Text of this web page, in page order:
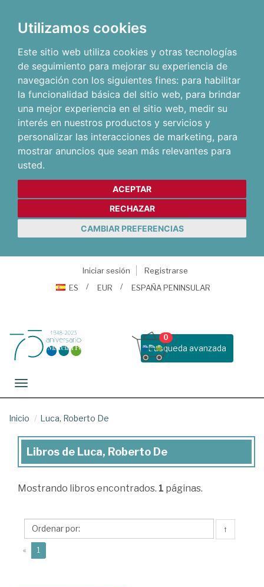
Utilizamos cookies
Este sitio web utiliza cookies y otras tecnologías
de seguimiento para mejorar su experiencia de
navegación con los siguientes fines: para habilitar
la funcionalidad básica del sitio web, para brindar
una mejor experiencia en el sitio web, medir su
interés en nuestros productos y servicios y
personalizar las interacciones de marketing, para
mostrar anuncios que sean más relevantes para
usted.
ACEPTAR
RECHAZAR
CAMBIAR PREFERENCIAS
Iniciar sesión
Registrarse
ES
EUR ESPAÑA PENINSULAR
Busqueda avanzada
0
Toggle navigation
Inicio Luca, Roberto De
Libros
Luca,
De
Libros de Luca, Roberto De
Mostrando libros encontrados. 1 páginas.
↑
« 1